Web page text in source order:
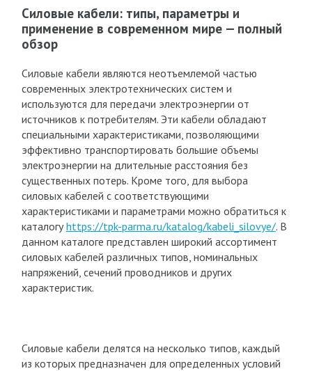
Силовые кабели: типы, параметры и
применение в современном мире — полный
обзор
Силовые кабели являются неотъемлемой частью
современных электротехнических систем и
используются для передачи электроэнергии от
источников к потребителям. Эти кабели обладают
специальными характеристиками, позволяющими
эффективно транспортировать большие объемы
электроэнергии на длительные расстояния без
существенных потерь. Кроме того, для выбора
силовых кабелей с соответствующими
характеристиками и параметрами можно обратиться к
каталогуhttps://tpk-parma.ru/katalog/kabeli_silovye/. В
данном каталоге представлен широкий ассортимент
силовых кабелей различных типов, номинальных
напряжений, сечений проводников и других
характеристик.
Силовые кабели делятся на несколько типов, каждый
из которых предназначен для определенных условий